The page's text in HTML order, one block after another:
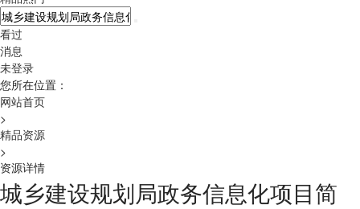
看过
消息
未登录
您所在位置：
网站首页
>
精品资源
>
资源详情
城乡建设规划局政务信息化项目简